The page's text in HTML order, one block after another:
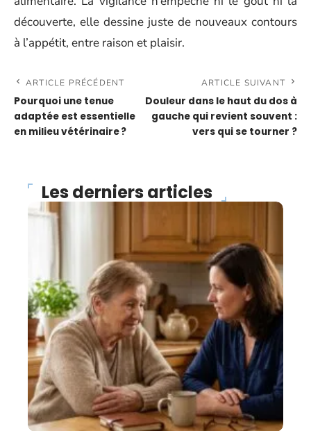
découverte, elle dessine juste de nouveaux contours
à l’appétit, entre raison et plaisir.
ARTICLE PRÉCÉDENT
Pourquoi une tenue
adaptée est essentielle
en milieu vétérinaire ?
ARTICLE SUIVANT
Douleur dans le haut du dos à
gauche qui revient souvent :
vers qui se tourner ?
Les derniers articles